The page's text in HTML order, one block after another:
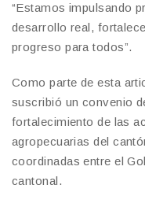
“Estamos impulsando
desarrollo real,
progreso para todos”.
Como parte de esta
suscribió un convenio
fortalecimiento de las
agropecuarias del
coordinadas entre el
cantonal.